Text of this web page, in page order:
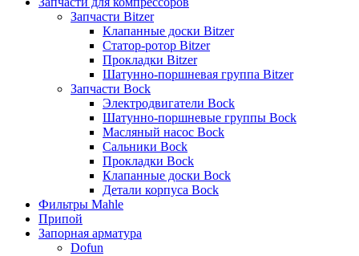
Запчасти Bitzer
Клапанные доски Bitzer
Статор-ротор Bitzer
Прокладки Bitzer
Шатунно-поршневая группа Bitzer
Запчасти Bock
Электродвигатели Bock
Шатунно-поршневые группы Bock
Масляный насос Bock
Сальники Bock
Прокладки Bock
Клапанные доски Bock
Детали корпуса Bock
Фильтры Mahle
Припой
Запорная арматура
Dofun